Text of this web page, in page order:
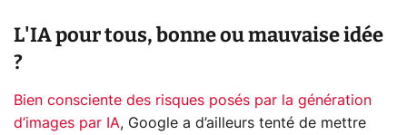
L'IA pour tous, bonne ou mauvaise idée
?
Bien consciente des risques posés par la génération
d’images par IA, Google a d’ailleurs tenté de mettre